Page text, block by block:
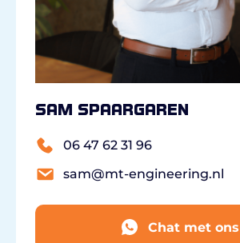
Sam Spaargaren
06 47 62 31 96
sam@mt-engineering.nl
Chat met ons